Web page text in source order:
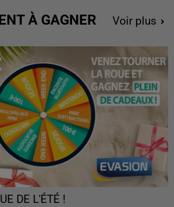
À GAGNER Voir plus
DE L'ÉTÉ !